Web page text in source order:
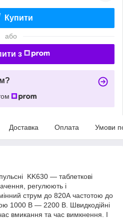
Купити
або
з
Доставка Оплата Умови
KK630 — таблеткові
регулюють і
струм до 820А частотою до
1000 В — 2200 В. Швидкодійні
вмикання та час вимкнення. І